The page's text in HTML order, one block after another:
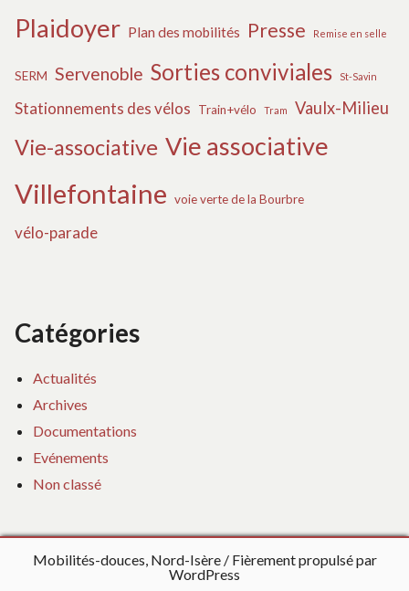
Plaidoyer Plan des mobilités Presse Remise en selle
SERM Servenoble Sorties conviviales St-Savin
Stationnements des vélos Train+vélo Tram Vaulx-Milieu
Vie-associative Vie associative
Villefontaine voie verte de la Bourbre
vélo-parade
Catégories
Actualités
Archives
Documentations
Evénements
Non classé
Mobilités-douces, Nord-Isère
Fièrement propulsé par
WordPress